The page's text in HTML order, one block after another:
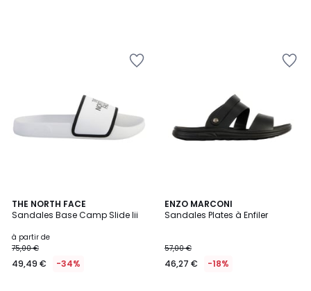
THE NORTH FACE
Sandales Base Camp Slide Iii
à partir de
75,00 €
49,49 € -34%
ENZO MARCONI
Sandales Plates à Enfiler
57,00 €
46,27 € -18%
3
Couleurs